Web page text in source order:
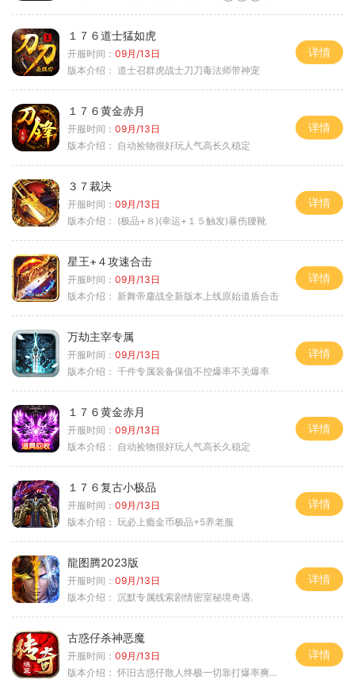
１７６道士猛如虎
开服时间： 09月/13日
版本介绍： 道士召群虎战士刀刀毒法师带神宠
详情
１７６黄金赤月
开服时间： 09月/13日
版本介绍： 自动捡物很好玩人气高长久稳定
详情
３７裁决
开服时间： 09月/13日
版本介绍： (极品+８)(幸运+１５触发)暴伤腰靴
详情
星王+４攻速合击
开服时间： 09月/13日
版本介绍： 新舞帝鏖战全新版本上线原始道盾合击
详情
万劫主宰专属
开服时间： 09月/13日
版本介绍： 千件专属装备保值不控爆率不关爆率
详情
１７６黄金赤月
开服时间： 09月/13日
版本介绍： 自动捡物很好玩人气高长久稳定
详情
１７６复古小极品
开服时间： 09月/13日
版本介绍： 玩必上瘾金币极品+5养老服
详情
龍图腾2023版
开服时间： 09月/13日
版本介绍： 沉默专属线索剧情密室秘境奇遇.
详情
古惑仔杀神恶魔
开服时间： 09月/13日
版本介绍： 怀旧古惑仔散人终极一切靠打爆率爽翻天
详情